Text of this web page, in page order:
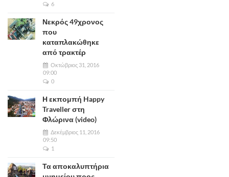
6
Νεκρός 49χρονος
που
καταπλακώθηκε
από τρακτέρ
Οκτώβριος 31, 2016
09:00
0
Η εκπομπή Happy
Traveller στη
Φλώρινα (video)
Δεκέμβριος 11, 2016
09:50
1
Τα αποκαλυπτήρια